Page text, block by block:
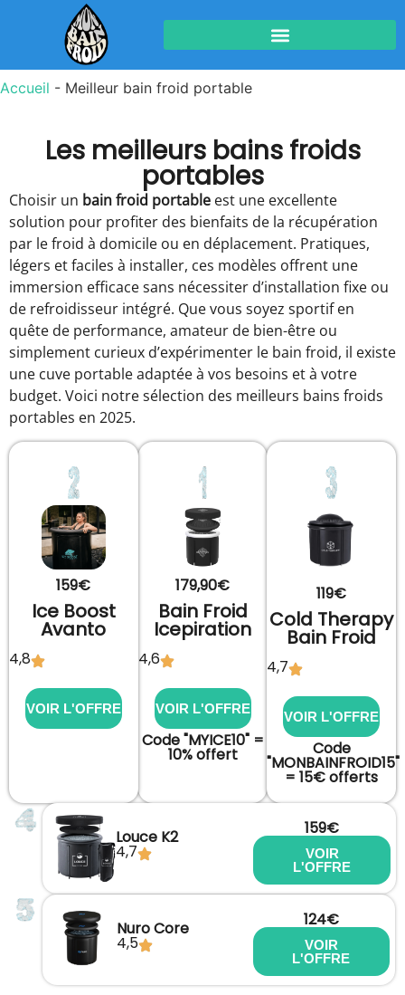
Accueil - Meilleur bain froid portable
Les meilleurs bains froids
portables
Choisir un bain froid portable est une excellente
solution pour profiter des bienfaits de la récupération
par le froid à domicile ou en déplacement. Pratiques,
légers et faciles à installer, ces modèles offrent une
immersion efficace sans nécessiter d’installation fixe ou
de refroidisseur intégré. Que vous soyez sportif en
quête de performance, amateur de bien-être ou
simplement curieux d’expérimenter le bain froid, il existe
une cuve portable adaptée à vos besoins et à votre
budget. Voici notre sélection des meilleurs bains froids
portables en 2025.
179,90€
Bain Froid
Icepiration
4,6
VOIR L'OFFRE
Code "MYICE10" =
10% offert
159€
Ice Boost
Avanto​
4,8
VOIR L'OFFRE
119€
Cold Therapy
Bain Froid
4,7
VOIR L'OFFRE
Code
"MONBAINFROID15"
= 15€ offerts
Louce K2
4,7
159€
VOIR
L'OFFRE
Nuro Core
4,5
124€
VOIR
L'OFFRE